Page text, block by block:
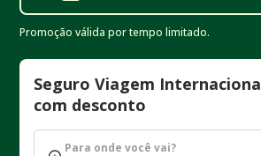
Promoção válida por tempo limitado.
Seguro Viagem
com desconto
Para onde você vai?